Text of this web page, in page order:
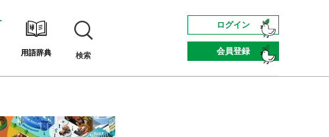
用語辞典 検索
ログイン
会員登録